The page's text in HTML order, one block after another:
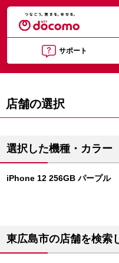
サポート
店舗の選択
選択した機種・カラー
iPhone 12 256GB パープル
東広島市の店舗を検索